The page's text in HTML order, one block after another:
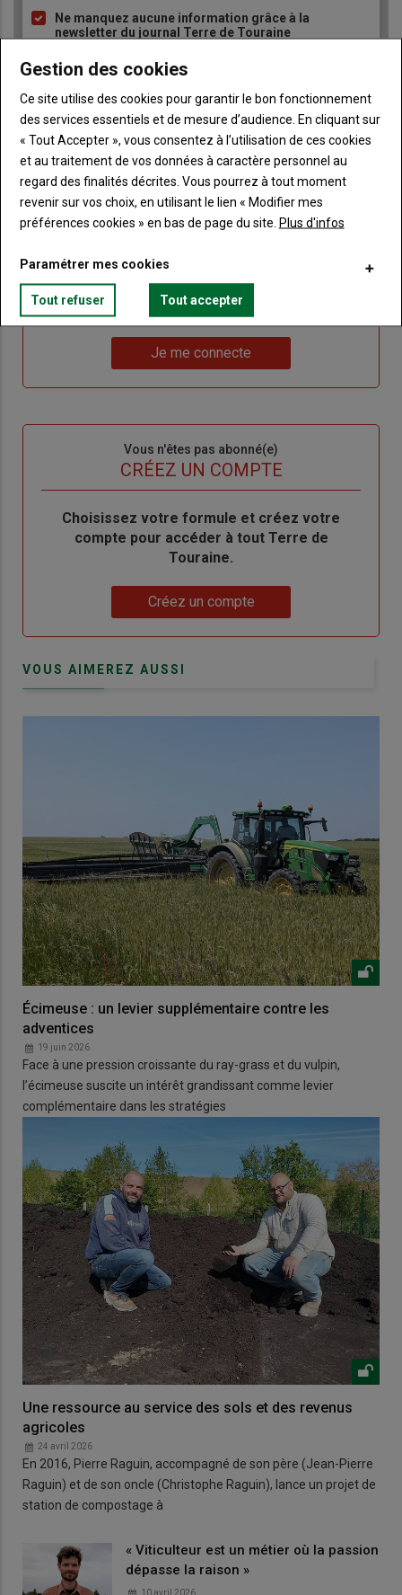
Ne manquez aucune information grâce à la
newsletter du journal Terre de Touraine
Sous-
titre
Vous êtes abonné(e)
TITRE IDENTIFIEZ-VOUS
Connectez-vous à votre compte pour profiter
Lien
"Créer
un
Créer un nouveau compte
Lien
"Réinitialiser
de
Réinitialiser votre mot de passe
me
Je me connecte
Vous n'êtes pas abonné(e)
CRÉEZ UN COMPTE
BodyChoisissez votre formule et créez votre
compte pour accéder à tout Terre de
Touraine.
Créez un compte
VOUS AIMEREZ AUSSI
Écimeuse : un levier supplémentaire contre les
adventices
19 juin 2026
Face à une pression croissante du ray-grass et du vulpin,
l’écimeuse suscite un intérêt grandissant comme levier
complémentaire dans les stratégies
Une ressource au service des sols et des revenus
agricoles
24 avril 2026
En 2016, Pierre Raguin, accompagné de son père (Jean-Pierre
Raguin) et de son oncle (Christophe Raguin), lance un projet de
station de compostage à
« Viticulteur est un métier où la passion
dépasse la raison »
10 avril 2026
Gestion des cookies
Ce site utilise des cookies pour garantir le bon fonctionnement
des services essentiels et de mesure d’audience. En cliquant sur
« Tout Accepter », vous consentez à l’utilisation de ces cookies
et au traitement de vos données à caractère personnel au
regard des finalités décrites. Vous pourrez à tout moment
revenir sur vos choix, en utilisant le lien « Modifier mes
préférences cookies » en bas de page du site. Plus d'infos
Paramétrer mes cookies
Tout refuser Tout accepter